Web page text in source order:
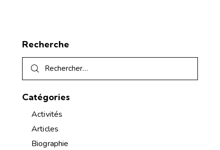
Recherche
Catégories
Activités
Articles
Biographie